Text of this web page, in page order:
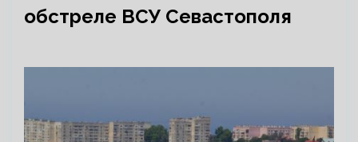
обстреле ВСУ Севастополя